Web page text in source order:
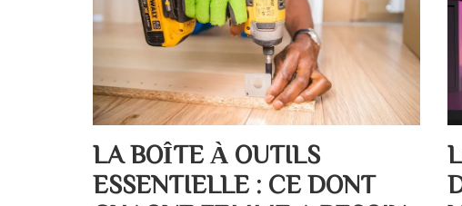
LA BOÎTE À OUTILS
ESSENTIELLE : CE DONT